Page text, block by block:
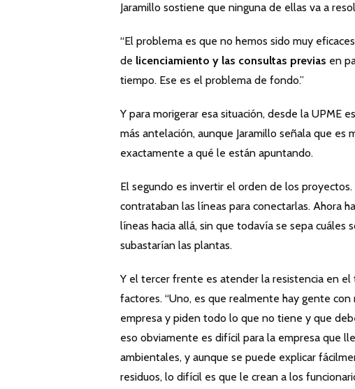
Jaramillo sostiene que ninguna de ellas va a
“El problema es que no hemos sido muy
de licenciamiento y las consultas previas en
tiempo. Ese es el problema de fondo.”
Y para morigerar esa situación, desde la UPME
más antelación, aunque Jaramillo señala que
exactamente a qué le están apuntando.
El segundo es invertir el orden de los
contrataban las líneas para conectarlas. Ahora
líneas hacia allá, sin que todavía se sepa cuáles
subastarían las plantas.
Y el tercer frente es atender la resistencia en
factores. “Uno, es que realmente hay gente
empresa y piden todo lo que no tiene y que
eso obviamente es difícil para la empresa que
ambientales, y aunque se puede explicar
residuos, lo difícil es que le crean a los